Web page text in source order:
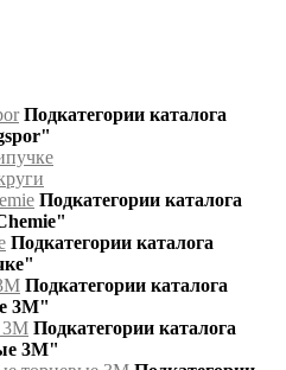
Подкатегории каталога
Подкатегории каталога
Подкатегории каталога
Подкатегории каталога
3М"
3М Подкатегории каталога
3М"